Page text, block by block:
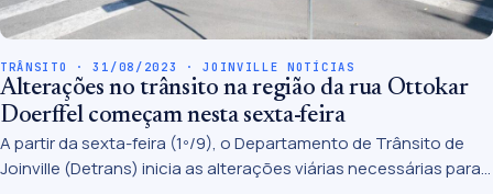
TRÂNSITO · 31/08/2023 · JOINVILLE NOTÍCIAS
Alterações no trânsito na região da rua Ottokar
Doerffel começam nesta sexta-feira
A partir da sexta-feira (1º/9), o Departamento de Trânsito de
Joinville (Detrans) inicia as alterações viárias necessárias para